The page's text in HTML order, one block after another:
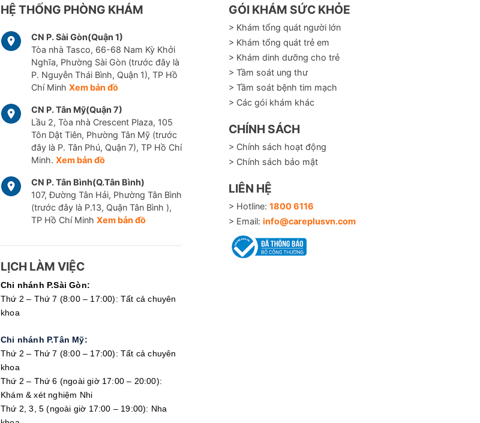
HỆ THỐNG PHÒNG KHÁM
CN P. Sài Gòn(Quận 1)
Tòa nhà Tasco, 66-68 Nam Kỳ Khởi
Nghĩa, Phường Sài Gòn (trước đây là
P. Nguyễn Thái Bình, Quận 1), TP Hồ
Chí Minh Xem bản đồ
CN P. Tân Mỹ(Quận 7)
Lầu 2, Tòa nhà Crescent Plaza, 105
Tôn Dật Tiên, Phường Tân Mỹ (trước
đây là P. Tân Phú, Quận 7), TP Hồ Chí
Minh. Xem bản đồ
CN P. Tân Bình(Q.Tân Bình)
107, Đường Tân Hải, Phường Tân Bình
(trước đây là P.13, Quận Tân Bình ),
TP Hồ Chí Minh Xem bản đồ
LỊCH LÀM VIỆC
Chi nhánh P.Sài Gòn:
Thứ 2 – Thứ 7 (8:00 – 17:00): Tất cả chuyên
khoa
Chi nhánh P.Tân Mỹ:
Thứ 2 – Thứ 7 (8:00 – 17:00): Tất cả chuyên
khoa
Thứ 2 – Thứ 6 (ngoài giờ 17:00 – 20:00):
Khám & xét nghiệm Nhi
Thứ 2, 3, 5 (ngoài giờ 17:00 – 19:00): Nha
GÓI KHÁM SỨC KHỎE
> Khám tổng quát người lớn
> Khám tổng quát trẻ em
> Khám dinh dưỡng cho trẻ
> Tầm soát ung thư
> Tầm soát bệnh tim mạch
> Các gói khám khác
CHÍNH SÁCH
> Chính sách hoạt động
> Chính sách bảo mật
LIÊN HỆ
> Hotline: 1800 6116
> Email: info@careplusvn.com